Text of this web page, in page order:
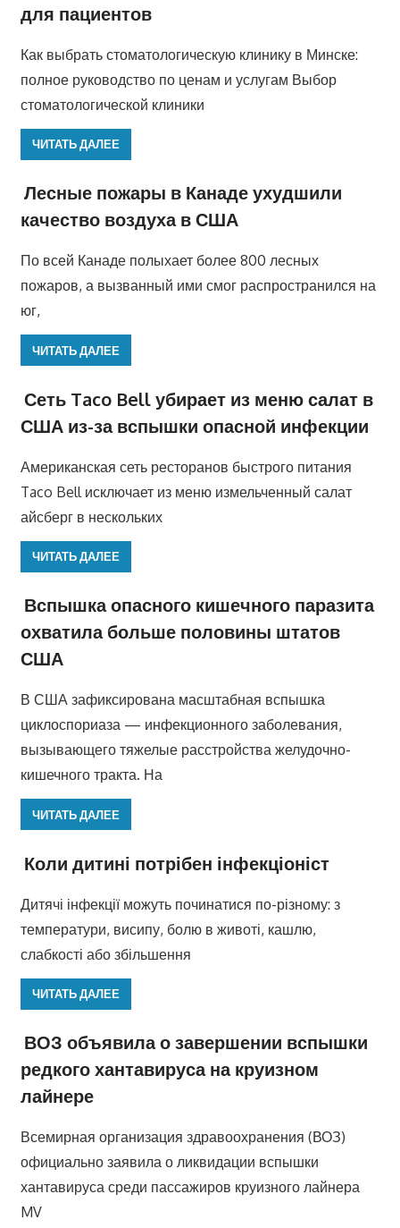
для пациентов
Как выбрать стоматологическую клинику в Минске:
полное руководство по ценам и услугам Выбор
стоматологической клиники
ЧИТАТЬ ДАЛЕЕ
Лесные пожары в Канаде ухудшили
качество воздуха в США
По всей Канаде полыхает более 800 лесных
пожаров, а вызванный ими смог распространился на
юг,
ЧИТАТЬ ДАЛЕЕ
Сеть Taco Bell убирает из меню салат в
США из-за вспышки опасной инфекции
Американская сеть ресторанов быстрого питания
Taco Bell исключает из меню измельченный салат
айсберг в нескольких
ЧИТАТЬ ДАЛЕЕ
Вспышка опасного кишечного паразита
охватила больше половины штатов
США
В США зафиксирована масштабная вспышка
циклоспориаза — инфекционного заболевания,
вызывающего тяжелые расстройства желудочно-
кишечного тракта. На
ЧИТАТЬ ДАЛЕЕ
Коли дитині потрібен інфекціоніст
Дитячі інфекції можуть починатися по-різному: з
температури, висипу, болю в животі, кашлю,
слабкості або збільшення
ЧИТАТЬ ДАЛЕЕ
ВОЗ объявила о завершении вспышки
редкого хантавируса на круизном
лайнере
Всемирная организация здравоохранения (ВОЗ)
официально заявила о ликвидации вспышки
хантавируса среди пассажиров круизного лайнера
MV